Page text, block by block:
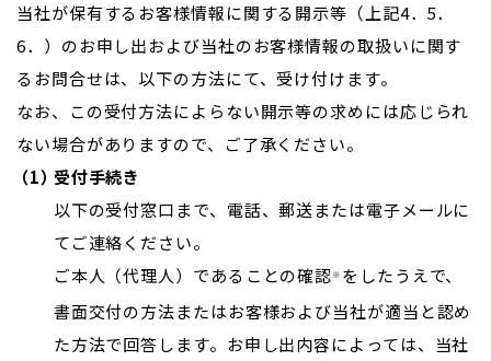
当社が保有するお客様情報に関する開示等（上記4．5．
6．）のお申し出および当社のお客様情報の取扱いに関す
るお問合せは、以下の方法にて、受け付けます。
なお、この受付方法によらない開示等の求めには応じられ
ない場合がありますので、ご了承ください。
受付手続き
以下の受付窓口まで、電話、郵送または電子メールに
てご連絡ください。
ご本人（代理人）であることの確認※ をしたうえで、
書面交付の方法またはお客様および当社が適当と認め
た方法で回答します。お申し出内容によっては、当社